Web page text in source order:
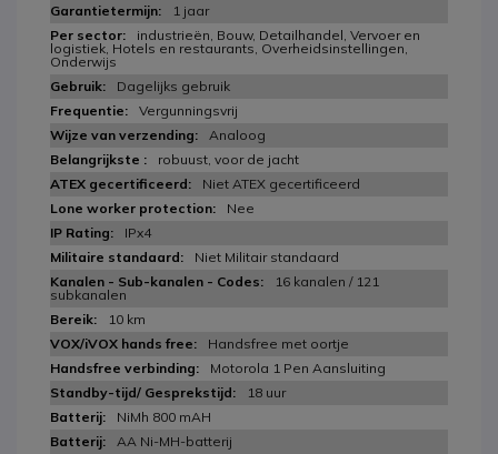
1 jaar
industrieën, Bouw, Detailhandel, Vervoer en
logistiek, Hotels en restaurants, Overheidsinstellingen,
Onderwijs
Dagelijks gebruik
Vergunningsvrij
Analoog
robuust, voor de jacht
Niet ATEX gecertificeerd
Nee
IPx4
Niet Militair standaard
16 kanalen / 121
subkanalen
10 km
Handsfree met oortje
Motorola 1 Pen Aansluiting
18 uur
NiMh 800 mAH
AA Ni-MH-batterij